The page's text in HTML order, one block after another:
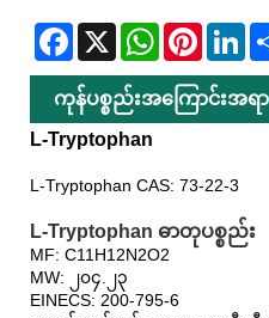
Facebook
X WhatsAppPinterest
ကုန်ပစ္စည်းအကြောင်းအရာ
L-Tryptophan
L-Tryptophan CAS: 73-22-3
L-Tryptophan ဓာတုပစ္စည်း
MF: C11H12N2O2
MW: ၂၀၄.၂၃
EINECS: 200-795-6